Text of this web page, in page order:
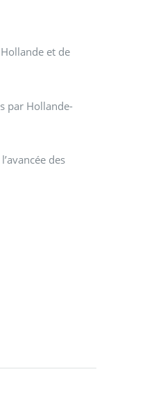
et de
par Hollande-
des